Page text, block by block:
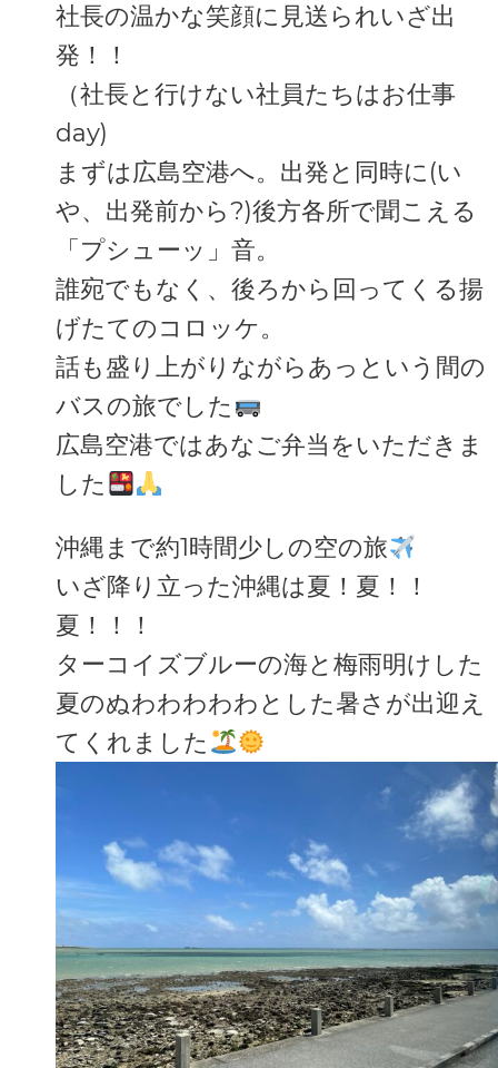
社長の温かな笑顔に見送られいざ出
発！！
（社長と行けない社員たちはお仕事
day)
まずは広島空港へ。出発と同時に(い
や、出発前から?)後方各所で聞こえる
「プシューッ」音。
誰宛でもなく、後ろから回ってくる揚
げたてのコロッケ。
話も盛り上がりながらあっという間の
バスの旅でした
広島空港ではあなご弁当をいただきま
した
沖縄まで約1時間少しの空の旅
いざ降り立った沖縄は夏！夏！！
夏！！！
ターコイズブルーの海と梅雨明けした
夏のぬわわわわわとした暑さが出迎え
てくれました